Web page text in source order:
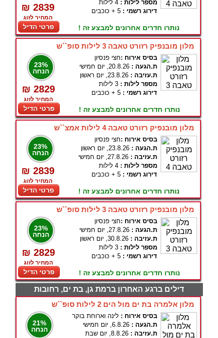
₪ 2839
המחיר לזוג
פרטי הדיל
מספר לילות : 4 לילות
דירוג רשמי : 5 + כוכבים
נותרו חדרים אחרונים למבצע זה !
מלון מובנפיק רזורט טאבה 3 לילות סופ``ש
23%
הנחה
₪ 2829
המחיר לזוג
פרטי הדיל
בסיס אירוח :חצי פנסיון
ת.הגעה : 20.8.26, יום חמישי
ת.עזיבה : 23.8.26, יום ראשון
מספר לילות : 3 לילות
דירוג רשמי : 5 + כוכבים
נותרו חדרים אחרונים למבצע זה !
מלון מובנפיק רזורט טאבה 4 לילות אמצ``ש
23%
הנחה
₪ 2839
המחיר לזוג
פרטי הדיל
בסיס אירוח :חצי פנסיון
ת.הגעה : 23.8.26, יום ראשון
ת.עזיבה : 27.8.26, יום חמישי
מספר לילות : 4 לילות
דירוג רשמי : 5 + כוכבים
נותרו חדרים אחרונים למבצע זה !
מלון מובנפיק רזורט טאבה 3 לילות סופ``ש
23%
הנחה
₪ 2829
המחיר לזוג
פרטי הדיל
בסיס אירוח :חצי פנסיון
ת.הגעה : 27.8.26, יום חמישי
ת.עזיבה : 30.8.26, יום ראשון
מספר לילות : 3 לילות
דירוג רשמי : 5 + כוכבים
נותרו חדרים אחרונים למבצע זה !
דילים ברגע האחרון ברמת גן, בת ים, רחובות
מלון אלמרה בת ים מול הים 2 לילות סופ``ש
21%
הנחה
בסיס אירוח : לינה וארוחת בוקר
ת.הגעה : 6.8.26, יום חמישי
ת.עזיבה : 8.8.26, יום שבת